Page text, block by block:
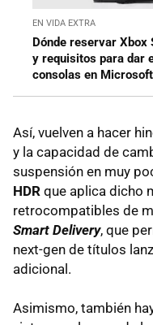
EN VIDA EXTRA
Dónde reservar Xbox
y requisitos para dar
consolas en Microsoft
Así, vuelven a hacer
y la capacidad de
suspensión en muy
HDR que aplica dicho
retrocompatibles de
Smart Delivery, que
next-gen de títulos
adicional.
Asimismo, también